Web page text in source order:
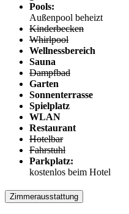
Pools:
Außenpool beheizt
Kinderbecken
Whirlpool
Wellnessbereich
Sauna
Dampfbad
Garten
Sonnenterrasse
Spielplatz
WLAN
Restaurant
Hotelbar
Fahrstuhl
Parkplatz:
kostenlos beim Hotel
Zimmerausstattung